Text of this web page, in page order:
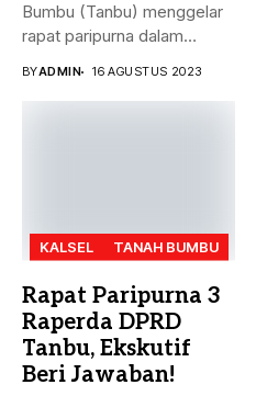
Bumbu (Tanbu) menggelar
rapat paripurna dalam
BYADMIN 16 AGUSTUS 2023
KALSEL TANAH BUMBU
Rapat Paripurna 3
Raperda DPRD
Tanbu, Ekskutif
Beri Jawaban!